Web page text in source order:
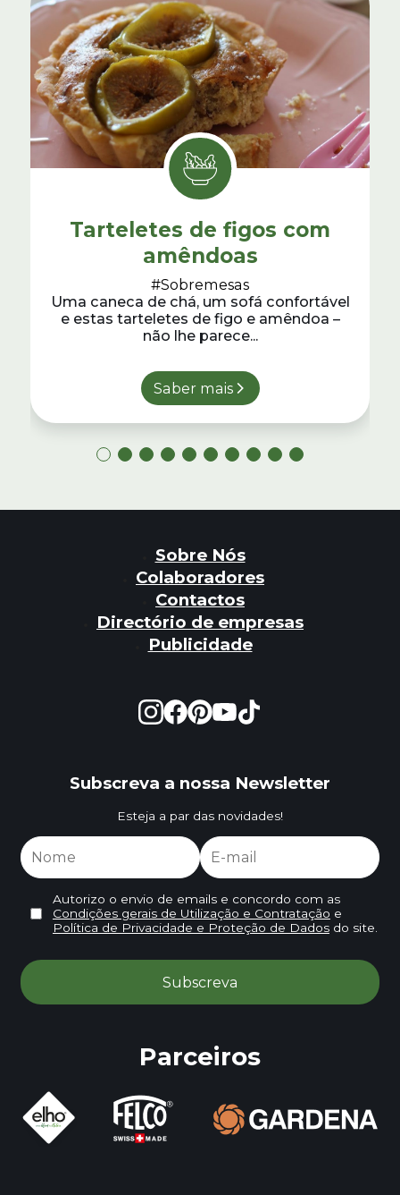
Tarteletes de figos com
amêndoas
#Sobremesas
Uma caneca de chá, um sofá confortável
e estas tarteletes de figo e amêndoa –
não lhe parece...
Saber mais
Sobre Nós
Colaboradores
Contactos
Directório de empresas
Publicidade
Subscreva a nossa Newsletter
Esteja a par das novidades!
Autorizo o envio de emails e concordo com as
Condições gerais de Utilização e Contratação e
Política de Privacidade e Proteção de Dadosdo site.
Parceiros